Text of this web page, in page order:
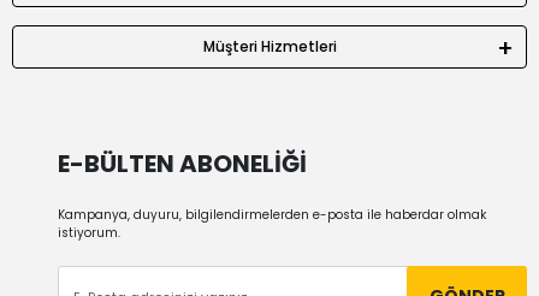
Müşteri Hizmetleri
E-BÜLTEN ABONELİĞİ
Kampanya, duyuru, bilgilendirmelerden e-posta ile haberdar olmak
istiyorum.